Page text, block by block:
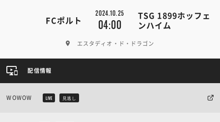
FCポルト
2024.10.25
04:00
TSG 1899ホッフェ
ンハイム
エスタディオ・ド・ドラゴン
配信情報
WOWOW LIVE 見逃し